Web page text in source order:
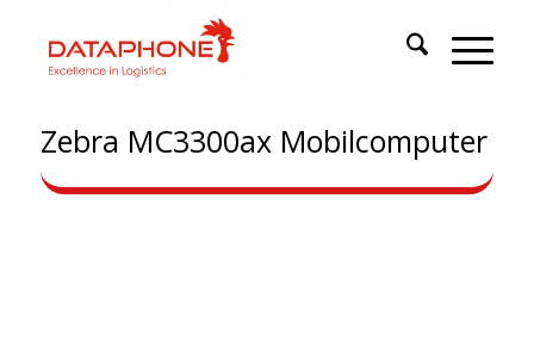
Zebra MC3300ax Mobilcomputer